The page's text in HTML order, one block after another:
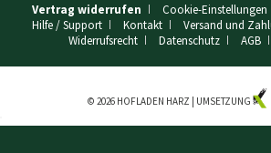
Vertrag widerrufen Cookie-Einstellungen
Hilfe / Support
Kontakt
Versand und
Widerrufsrecht
Datenschutz AGB
© 2026 HOFLADEN HARZ | UMSETZUNG